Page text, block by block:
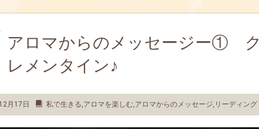
アロマからのメッセージー① ク
レメンタイン♪
月17日 私で生きる,アロマを楽しむ,アロマからのメッセージ, リーディング